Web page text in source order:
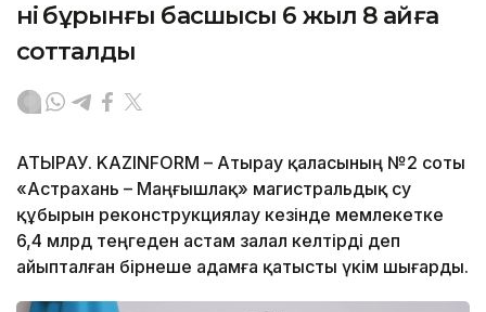
нің бұрынғы басшысы 6 жыл 8 айға
сотталды
АТЫРАУ. KAZINFORM – Атырау қаласының №2 соты
«Астрахань – Маңғышлақ» магистральдық су
құбырын реконструкциялау кезінде мемлекетке
6,4 млрд теңгеден астам залал келтірді деп
айыпталған бірнеше адамға қатысты үкім шығарды.